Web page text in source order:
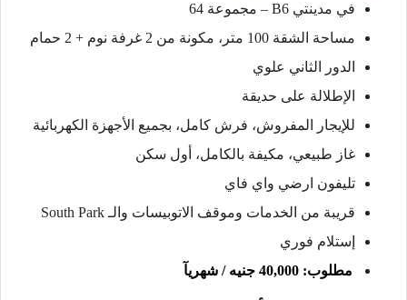
في مدينتي B6 – مجموعة 64
مساحة الشقة 100 متر، مكونة من 2 غرفة نوم + 2 حمام
الدور الثاني علوي
الإطلالة على حديقة
للإيجار المفروش، فرش كامل، بجميع الأجهزة الكهربائية
غاز طبيعي، مكيفة بالكامل، أول سكن
تليفون ارضي واي فاي
قريبة من الخدمات وموقف الاتوبيسات والـ South Park
إستلام فوري
مطلوب: 40,000 جنيه / شهريآ